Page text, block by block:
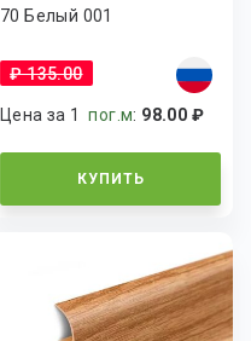
70 Белый 001
₽ 135.00
Цена за 1пог.м: 98.00 ₽
КУПИТЬ